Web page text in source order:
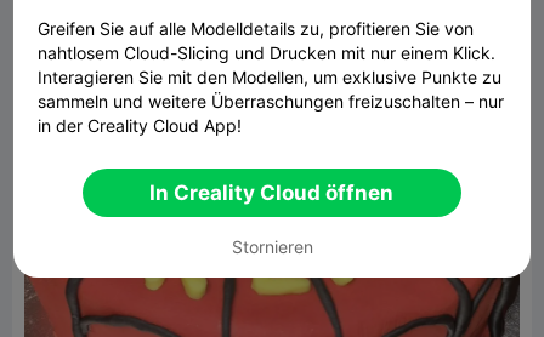
Greifen Sie auf alle Modelldetails zu, profitieren Sie von
nahtlosem Cloud-Slicing und Drucken mit nur einem Klick.
Interagieren Sie mit den Modellen, um exklusive Punkte zu
sammeln und weitere Überraschungen freizuschalten – nur
in der Creality Cloud App!
In Creality Cloud öffnen
Stornieren